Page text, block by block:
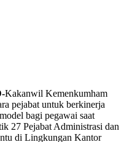
Kakanwil Kemenkumham
pejabat untuk berkinerja
bagi pegawai saat
27 Pejabat Administrasi dan
di Lingkungan Kantor